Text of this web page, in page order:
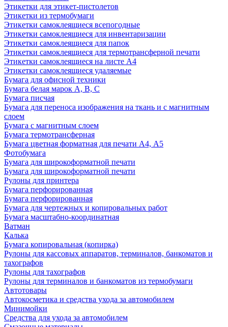
Этикетки для этикет-пистолетов
Этикетки из термобумаги
Этикетки самоклеящиеся всепогодные
Этикетки самоклеящиеся для инвентаризации
Этикетки самоклеящиеся для папок
Этикетки самоклеящиеся для термотрансферной печати
Этикетки самоклеящиеся на листе А4
Этикетки самоклеящиеся удаляемые
Бумага для офисной техники
Бумага белая марок А, В, С
Бумага писчая
Бумага для переноса изображения на ткань и с магнитным
слоем
Бумага с магнитным слоем
Бумага термотрансферная
Бумага цветная форматная для печати А4, А5
Фотобумага
Бумага для широкоформатной печати
Бумага для широкоформатной печати
Рулоны для принтера
Бумага перфорированная
Бумага перфорированная
Бумага для чертежных и копировальных работ
Бумага масштабно-координатная
Ватман
Калька
Бумага копировальная (копирка)
Рулоны для кассовых аппаратов, терминалов, банкоматов и
тахографов
Рулоны для тахографов
Рулоны для терминалов и банкоматов из термобумаги
Автотовары
Автокосметика и средства ухода за автомобилем
Минимойки
Средства для ухода за автомобилем